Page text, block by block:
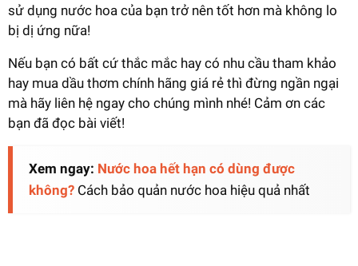
sử dụng nước hoa của bạn trở nên tốt hơn mà không lo
bị dị ứng nữa!
Nếu bạn có bất cứ thắc mắc hay có nhu cầu tham khảo
hay mua dầu thơm chính hãng giá rẻ thì đừng ngần ngại
mà hãy liên hệ ngay cho chúng mình nhé! Cảm ơn các
bạn đã đọc bài viết!
Xem ngay: Nước hoa hết hạn có dùng được
không? Cách bảo quản nước hoa hiệu quả nhất